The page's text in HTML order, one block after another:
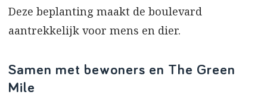
Deze beplanting maakt de boulevard
aantrekkelijk voor mens en dier.
Samen met bewoners en The Green
Mile